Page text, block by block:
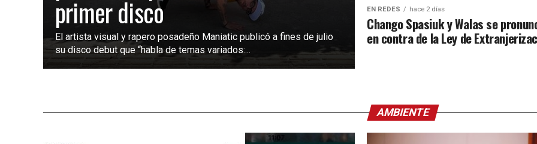
primer disco
El artista visual y rapero posadeño Maniatic publicó a fines de julio
su disco debut que “habla de temas variados:...
EN REDES hace 2 días
Chango Spasiuk y Walas se
en contra de la Ley de
AMBIENTE